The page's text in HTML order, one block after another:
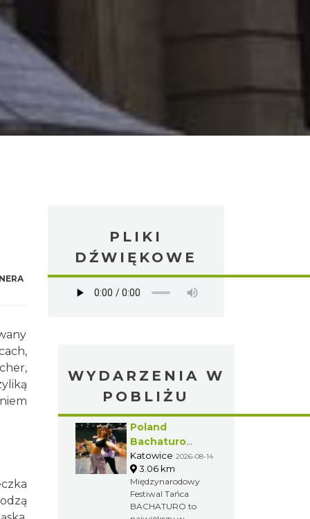
PLIKI
DŹWIĘKOWE
WYDARZENIA W
POBLIŻU
Poland
Bachaturo
Festiwal
Katowice 2026-08-14
3.06 km
Międzynarodowy
Festiwal Tańca
BACHATURO to